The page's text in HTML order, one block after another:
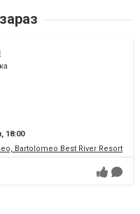
18:00
Bartolomeo Best River Resort